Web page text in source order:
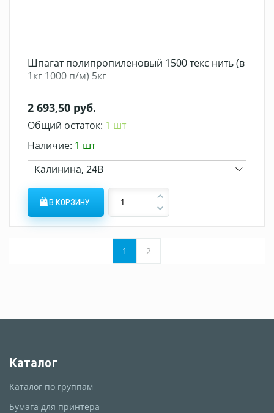
Шпагат полипропиленовый 1500 текс нить (в
1кг 1000 п/м) 5кг
2 693,50 руб.
Общий остаток: 1 шт
Наличие: 1 шт
Калинина, 24В
В КОРЗИНУ
1 2
Каталог
Каталог по группам
Бумага для принтера